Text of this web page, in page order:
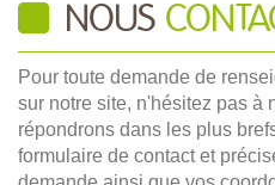
NOUS
Pour toute demande de
sur notre site, n'hésitez pas à
répondrons dans les plus
formulaire de contact et